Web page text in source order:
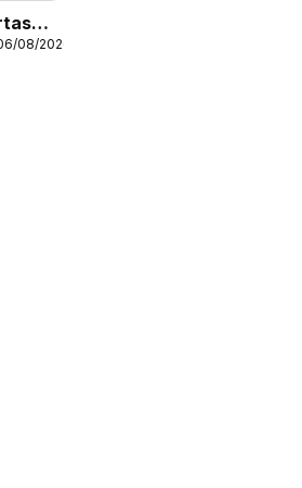
08/2026